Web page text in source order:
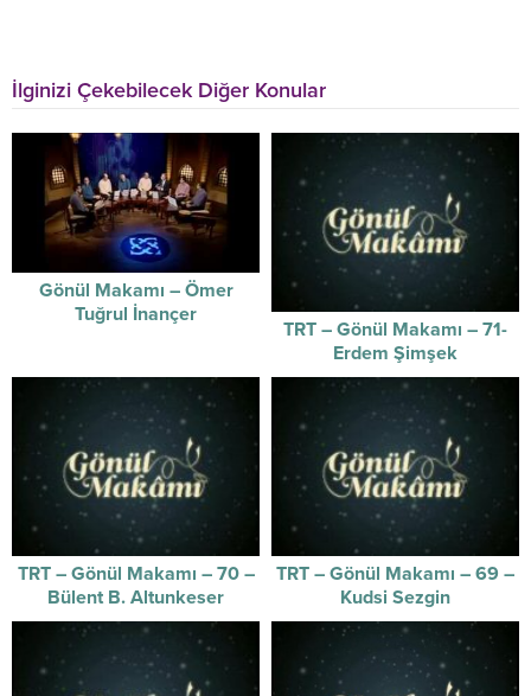
İlginizi Çekebilecek Diğer Konular
Gönül Makamı – Ömer
Tuğrul İnançer
TRT – Gönül Makamı – 71-
Erdem Şimşek
TRT – Gönül Makamı – 70 –
Bülent B. Altunkeser
TRT – Gönül Makamı – 69 –
Kudsi Sezgin